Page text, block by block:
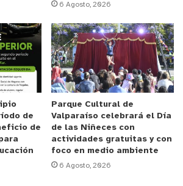
6 Agosto, 2026
de
de
Parque Cultural de
Valparaíso celebrará el Día
de las Niñeces con
actividades gratuitas y con
foco en medio ambiente
6 Agosto, 2026